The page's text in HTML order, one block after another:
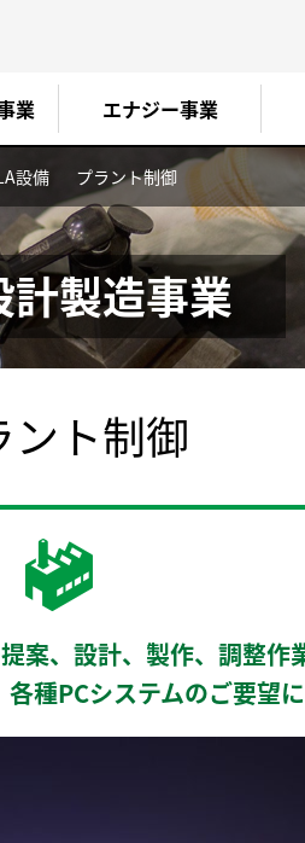
設備 プラント制御
業 エナジー事業
計製造事業
ント制御
案、設計、製作、調整作
種PCシステムのご要望に